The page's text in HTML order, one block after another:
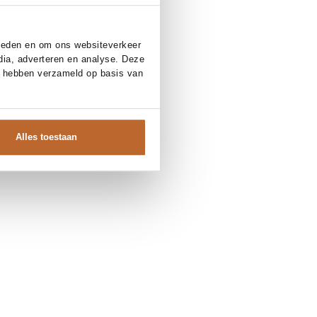
en om ons websiteverkeer
adverteren en analyse. Deze
verzameld op basis van
Alles toestaan